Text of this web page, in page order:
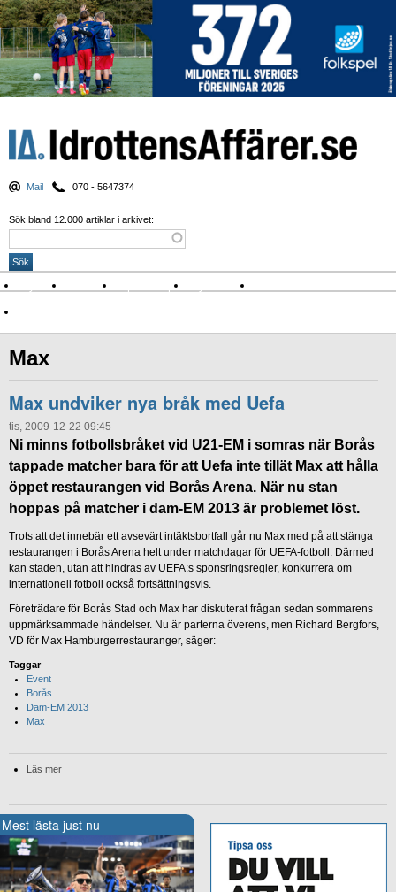
Mail 070 - 5647374
Sök bland 12.000 artiklar i arkivet:
Nyheter Krönikor Sport & spel Nyhetsbrev
Max
Max undviker nya bråk med Uefa
tis, 2009-12-22 09:45
Ni minns fotbollsbråket vid U21-EM i somras när Borås
tappade matcher bara för att Uefa inte tillät Max att hålla
öppet restaurangen vid Borås Arena. När nu stan
hoppas på matcher i dam-EM 2013 är problemet löst.
Trots att det innebär ett avsevärt intäktsbortfall går nu Max med på att stänga
restaurangen i Borås Arena helt under matchdagar för UEFA-fotboll. Därmed
kan staden, utan att hindras av UEFA:s sponsringsregler, konkurrera om
internationell fotboll också fortsättningsvis.
Företrädare för Borås Stad och Max har diskuterat frågan sedan sommarens
uppmärksammade händelser. Nu är parterna överens, men Richard Bergfors,
VD för Max Hamburgerrestauranger, säger:
Taggar
Event
Borås
Dam-EM 2013
Max
Läs mer
Mest lästa just nu